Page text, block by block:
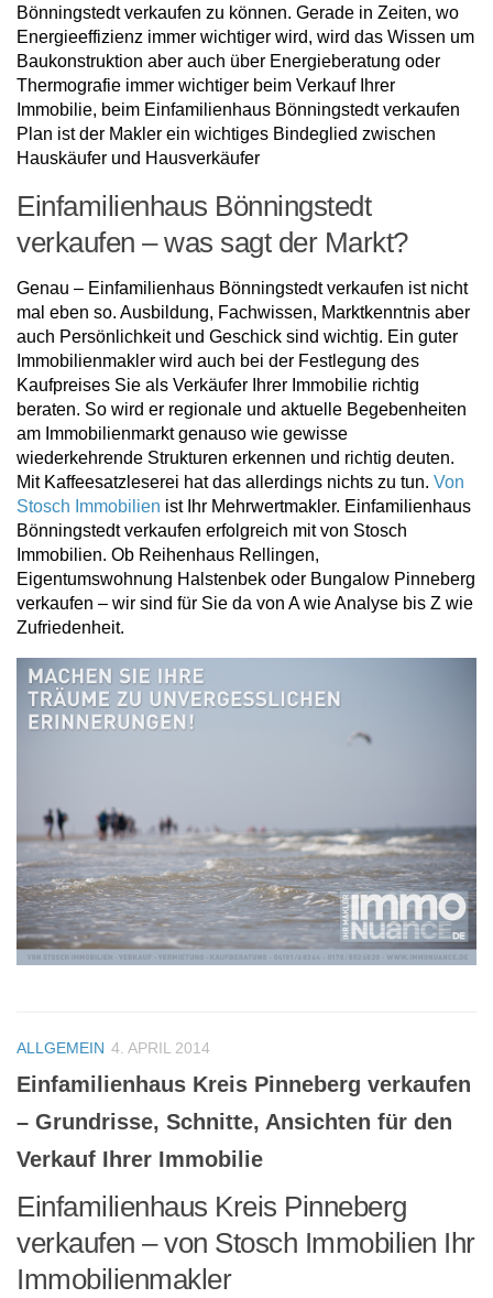
Bönningstedt verkaufen zu können. Gerade in Zeiten, wo
Energieeffizienz immer wichtiger wird, wird das Wissen um
Baukonstruktion aber auch über Energieberatung oder
Thermografie immer wichtiger beim Verkauf Ihrer
Immobilie, beim Einfamilienhaus Bönningstedt verkaufen
Plan ist der Makler ein wichtiges Bindeglied zwischen
Hauskäufer und Hausverkäufer
Einfamilienhaus Bönningstedt
verkaufen – was sagt der Markt?
Genau – Einfamilienhaus Bönningstedt verkaufen ist nicht
mal eben so. Ausbildung, Fachwissen, Marktkenntnis aber
auch Persönlichkeit und Geschick sind wichtig. Ein guter
Immobilienmakler wird auch bei der Festlegung des
Kaufpreises Sie als Verkäufer Ihrer Immobilie richtig
beraten. So wird er regionale und aktuelle Begebenheiten
am Immobilienmarkt genauso wie gewisse
wiederkehrende Strukturen erkennen und richtig deuten.
Mit Kaffeesatzleserei hat das allerdings nichts zu tun. Von
Stosch Immobilien ist Ihr Mehrwertmakler. Einfamilienhaus
Bönningstedt verkaufen erfolgreich mit von Stosch
Immobilien. Ob Reihenhaus Rellingen,
Eigentumswohnung Halstenbek oder Bungalow Pinneberg
verkaufen – wir sind für Sie da von A wie Analyse bis Z wie
Zufriedenheit.
ALLGEMEIN 4. APRIL 2014
Einfamilienhaus Kreis Pinneberg verkaufen
– Grundrisse, Schnitte, Ansichten für den
Verkauf Ihrer Immobilie
Einfamilienhaus Kreis Pinneberg
verkaufen – von Stosch Immobilien Ihr
Immobilienmakler